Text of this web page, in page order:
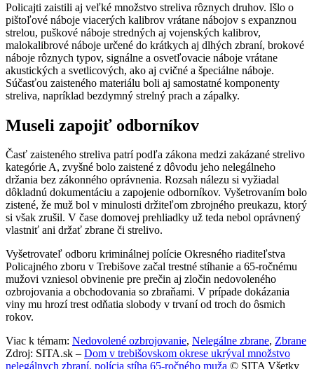
Policajti zaistili aj veľké množstvo streliva rôznych druhov. Išlo o
pištoľové náboje viacerých kalibrov vrátane nábojov s expanznou
strelou, puškové náboje stredných aj vojenských kalibrov,
malokalibrové náboje určené do krátkych aj dlhých zbraní, brokové
náboje rôznych typov, signálne a osvetľovacie náboje vrátane
akustických a svetlicových, ako aj cvičné a špeciálne náboje.
Súčasťou zaisteného materiálu boli aj samostatné komponenty
streliva, napríklad bezdymný strelný prach a zápalky.
Museli zapojiť odborníkov
Časť zaisteného streliva patrí podľa zákona medzi zakázané strelivo
kategórie A, zvyšné bolo zaistené z dôvodu jeho nelegálneho
držania bez zákonného oprávnenia. Rozsah nálezu si vyžiadal
dôkladnú dokumentáciu a zapojenie odborníkov. Vyšetrovaním bolo
zistené, že muž bol v minulosti držiteľom zbrojného preukazu, ktorý
si však zrušil. V čase domovej prehliadky už teda nebol oprávnený
vlastniť ani držať zbrane či strelivo.
Vyšetrovateľ odboru kriminálnej polície Okresného riaditeľstva
Policajného zboru v Trebišove začal trestné stíhanie a 65‑ročnému
mužovi vzniesol obvinenie pre prečin aj zločin nedovoleného
ozbrojovania a obchodovania so zbraňami. V prípade dokázania
viny mu hrozí trest odňatia slobody v trvaní od troch do ôsmich
rokov.
Viac k témam: Nedovolené ozbrojovanie, Nelegálne zbrane, Zbrane
Zdroj: SITA.sk – Dom v trebišovskom okrese ukrýval množstvo
nelegálnych zbraní, polícia stíha 65-ročného muža © SITA Všetky